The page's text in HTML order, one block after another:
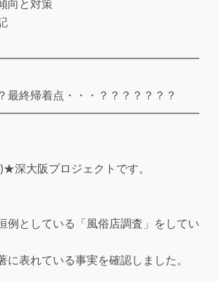
と対策
終帰着点・・・？？？？？？？
深大阪プロジェクトです。
例としている「風俗店調査」をしてい
に表れている事実を確認しました。